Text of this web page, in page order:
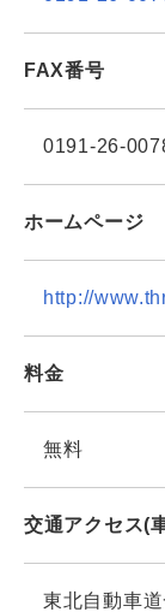
FAX番号
0191-26-
ホームページ
http://
料金
無料
交通アクセス(
東北自動車